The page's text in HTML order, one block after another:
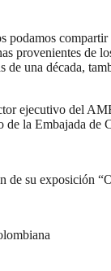
provenientes de
una década,
ejecutivo del
la Embajada
su exposición